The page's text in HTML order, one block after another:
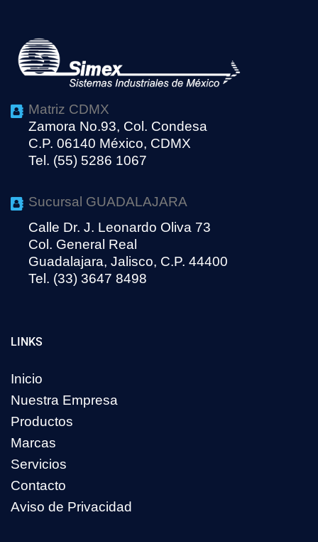
Matriz CDMX
Zamora No.93, Col. Condesa
C.P. 06140 México, CDMX
Tel. (55) 5286 1067
Sucursal GUADALAJARA
Calle Dr. J. Leonardo Oliva 73
Col. General Real
Guadalajara, Jalisco, C.P. 44400
Tel. (33) 3647 8498
LINKS
Inicio
Nuestra Empresa
Productos
Marcas
Servicios
Contacto
Aviso de Privacidad